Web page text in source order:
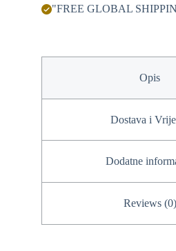
"FREE GLOBAL
Opis
Dostava i
Dodatne
Reviews (0)